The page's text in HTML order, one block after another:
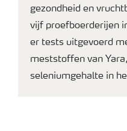
gezondheid en
vijf proefboerderijen
er tests uitgevoerd
meststoffen van
seleniumgehalte in